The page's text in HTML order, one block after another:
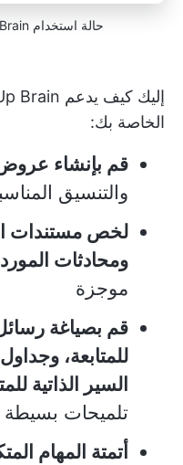
حالة استخدام ClickUp Brain لتخطيط الفعاليات
الخاصة بك:
قم بإنشاء
والتنسيق
لخص مستندات
ومحادثات
موجزة
قم بصياغة رسائل
للمتابعة،
السير الذاتية
تلميحات بسيطة
أتمتة المهام